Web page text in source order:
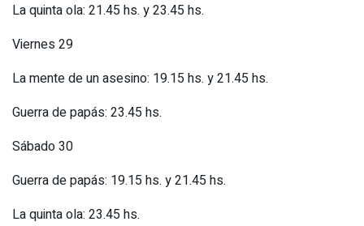
La quinta ola: 21.45 hs. y 23.45 hs.
Viernes 29
La mente de un asesino: 19.15 hs. y 21.45 hs.
Guerra de papás: 23.45 hs.
Sábado 30
Guerra de papás: 19.15 hs. y 21.45 hs.
La quinta ola: 23.45 hs.